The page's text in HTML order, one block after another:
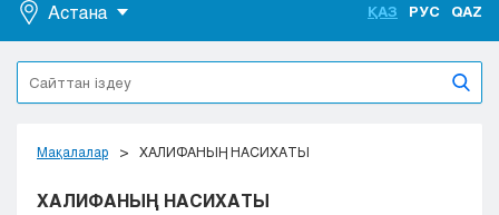
Астана
Астана
Алматы
Актобе
Жезказган
ҚАЗ РУС QAZ
Мақалалар ХАЛИФАНЫҢ НАСИХАТЫ
ХАЛИФАНЫҢ НАСИХАТЫ